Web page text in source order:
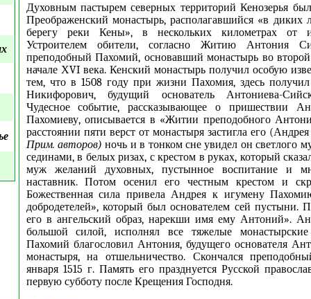
Духовным пастырем северных территорий Кенозерья
Преображенский монастырь, располагавшийся «в диких
берегу реки Кены», в нескольких километрах от
Устроителем обители, согласно Житию Антония
преподобный Пахомий, основавший монастырь во
начале ХVI века. Кенский монастырь получил особую
тем, что в 1508 году при жизни Пахомия, здесь
Никифорович, будущий основатель Антониева-
Чудесное событие, рассказывающее о пришествии
Пахомиеву, описывается в «Житии преподобного
расстоянии пяти верст от монастыря застигла его
Прим. авторов)ночь и в тонком сне увидел он светлого
сединами, в белых ризах, с крестом в руках, который
муж желаний духовных, пустынное воспитание и
наставник. Потом осенил его честным крестом и
Божественная сила привела Андрея к игумену
добродетелей», который был основателем сей пустыни.
его в ангельский образ, нарекши имя ему Антоний».
большой силой, исполнял все тяжелые
Пахомий благословил Антония, будущего основателя
монастыря, на отшельничество. Скончался
января 1515 г. Память его празднуется Русской
первую субботу после Крещения Господня.